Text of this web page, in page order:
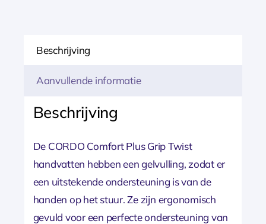
Beschrijving
Aanvullende informatie
Beschrijving
De CORDO Comfort Plus Grip Twist
handvatten hebben een gelvulling, zodat er
een uitstekende ondersteuning is van de
handen op het stuur. Ze zijn ergonomisch
gevuld voor een perfecte ondersteuning van